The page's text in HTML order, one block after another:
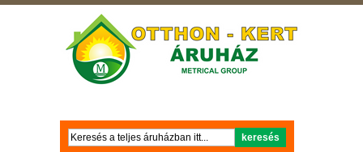
Keresés
keresés